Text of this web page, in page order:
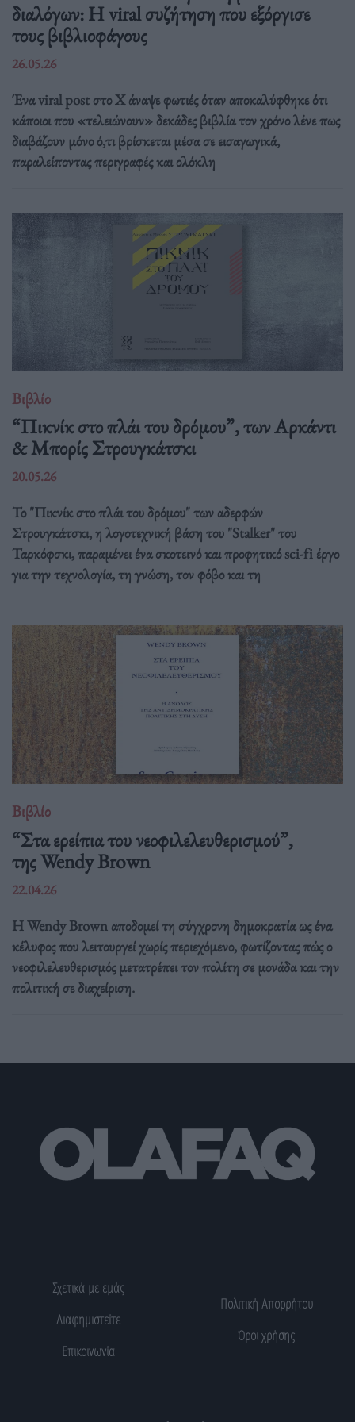
διαλόγων: Η viral συζήτηση που εξόργισε
τους βιβλιοφάγους
26.05.26
Ένα viral post στο X άναψε φωτιές όταν αποκαλύφθηκε ότι
κάποιοι που «τελειώνουν» δεκάδες βιβλία τον χρόνο λένε πως
διαβάζουν μόνο ό,τι βρίσκεται μέσα σε εισαγωγικά,
παραλείποντας περιγραφές και ολόκλη
Βιβλίο
“Πικνίκ στο πλάι του δρόμου”, των Αρκάντι
& Μπορίς Στρουγκάτσκι
20.05.26
Το "Πικνίκ στο πλάι του δρόμου" των αδερφών
Στρουγκάτσκι, η λογοτεχνική βάση του "Stalker" του
Ταρκόφσκι, παραμένει ένα σκοτεινό και προφητικό sci-fi έργο
για την τεχνολογία, τη γνώση, τον φόβο και τη
Βιβλίο
“Στα ερείπια του νεοφιλελευθερισμού”,
της Wendy Brown
22.04.26
Η Wendy Brown αποδομεί τη σύγχρονη δημοκρατία ως ένα
κέλυφος που λειτουργεί χωρίς περιεχόμενο, φωτίζοντας πώς ο
νεοφιλελευθερισμός μετατρέπει τον πολίτη σε μονάδα και την
πολιτική σε διαχείριση.
Σχετικά με εμάς
Διαφημιστείτε
Επικοινωνία
Πολιτική Απορρήτου
Όροι χρήσης